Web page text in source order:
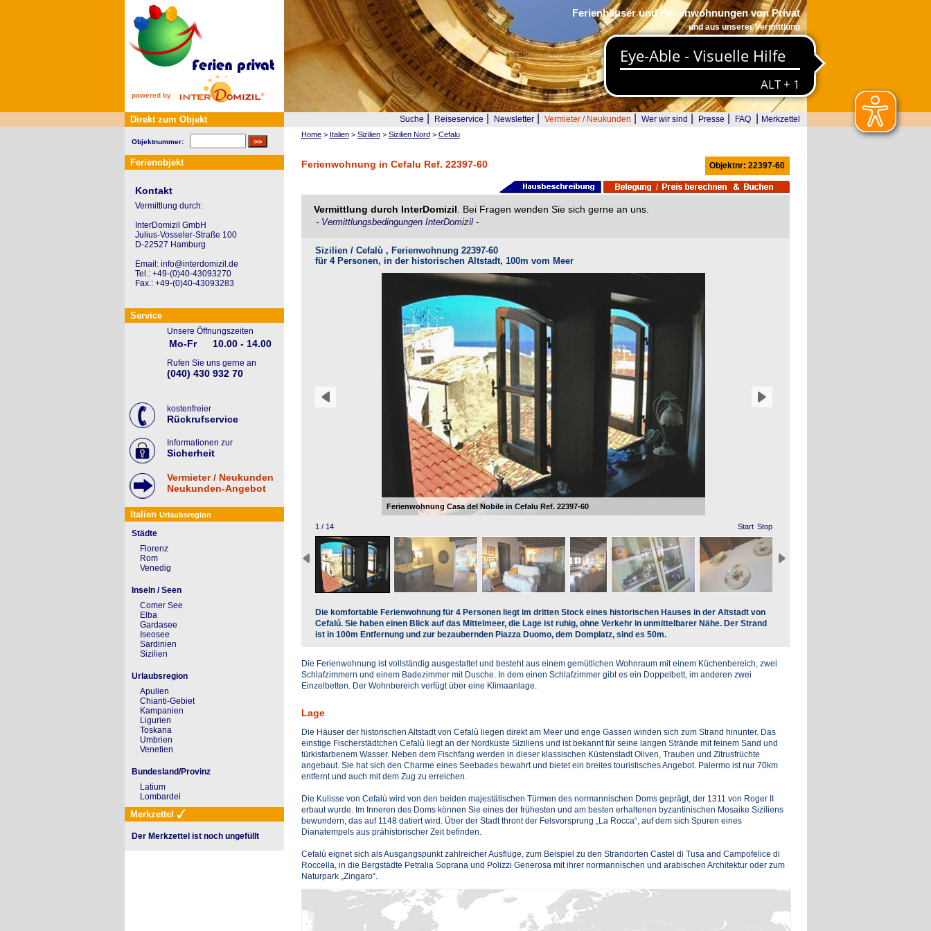
powered by
Ferienhäuser und Ferienwohnungen von Privat
und aus unserer Vermittlung
Suche Reiseservice Newsletter| Vermieter / Neukunden Wer wir sind Presse FAQ Merkzettel
Home> Italien> Sizilien> Sizilien Nord> Cefalu
Ferienwohnung in Cefalu Ref. 22397-60 Objektnr: 22397-60
Vermittlung durch InterDomizil . Bei Fragen wenden Sie sich gerne an uns.
- Vermittlungsbedingungen InterDomizil -
Sizilien / Cefalù , Ferienwohnung 22397-60
für 4 Personen, in der historischen Altstadt, 100m vom Meer
Ferienwohnung Casa del Nobile in Cefalu Ref. 22397-60
1 / 14 Start Stop
Die komfortable Ferienwohnung für 4 Personen liegt im dritten Stock eines historischen Hauses in der Altstadt von
Cefalú. Sie haben einen Blick auf das Mittelmeer, die Lage ist ruhig, ohne Verkehr in unmittelbarer Nähe. Der Strand
ist in 100m Entfernung und zur bezaubernden Piazza Duomo, dem Domplatz, sind es 50m.
Die Ferienwohnung ist vollständig ausgestattet und besteht aus einem gemütlichen Wohnraum mit einem Küchenbereich, zwei
Schlafzimmern und einem Badezimmer mit Dusche. In dem einen Schlafzimmer gibt es ein Doppelbett, im anderen zwei
Einzelbetten. Der Wohnbereich verfügt über eine Klimaanlage.
Lage
Die Häuser der historischen Altstadt von Cefalù liegen direkt am Meer und enge Gassen winden sich zum Strand hinunter. Das
einstige Fischerstädtchen Cefalù liegt an der Nordküste Siziliens und ist bekannt für seine langen Strände mit feinem Sand und
türkisfarbenem Wasser. Neben dem Fischfang werden in dieser klassischen Küstenstadt Oliven, Trauben und Zitrusfrüchte
angebaut. Sie hat sich den Charme eines Seebades bewahrt und bietet ein breites touristisches Angebot. Palermo ist nur 70km
entfernt und auch mit dem Zug zu erreichen.
Die Kulisse von Cefalù wird von den beiden majestätischen Türmen des normannischen Doms geprägt, der 1311 von Roger II
erbaut wurde. Im Inneren des Doms können Sie eines der frühesten und am besten erhaltenen byzantinischen Mosaike Siziliens
bewundern, das auf 1148 datiert wird. Über der Stadt thront der Felsvorsprung „La Rocca“, auf dem sich Spuren eines
Dianatempels aus prähistorischer Zeit befinden.
Cefalù eignet sich als Ausgangspunkt zahlreicher Ausflüge, zum Beispiel zu den Strandorten Castel di Tusa and Campofelice di
Roccella, in die Bergstädte Petralia Soprana und Polizzi Generosa mit ihrer normannischen und arabischen Architektur oder zum
Naturpark „Zingaro“.
Direkt zum Objekt
Objektnummer:
Ferienobjekt
Kontakt
Vermittlung durch:
InterDomizil GmbH
Julius-Vosseler-Straße 100
D-22527 Hamburg
Email: info@interdomizil.de
Tel.: +49-(0)40-43093270
Fax.: +49-(0)40-43093283
Service
Unsere Öffnungszeiten
Mo-Fr 10.00 - 14.00
Rufen Sie uns gerne an
(040) 430 932 70
kostenfreier
Rückrufservice
Informationen zur
Sicherheit
Vermieter / Neukunden
Neukunden-Angebot
Italien Urlaubsregion
Städte
Florenz
Rom
Venedig
Inseln / Seen
Comer See
Elba
Gardasee
Iseosee
Sardinien
Sizilien
Urlaubsregion
Apulien
Chianti-Gebiet
Kampanien
Ligurien
Toskana
Umbrien
Venetien
Bundesland/Provinz
Latium
Lombardei
Merkzettel
Der Merkzettel ist noch ungefüllt